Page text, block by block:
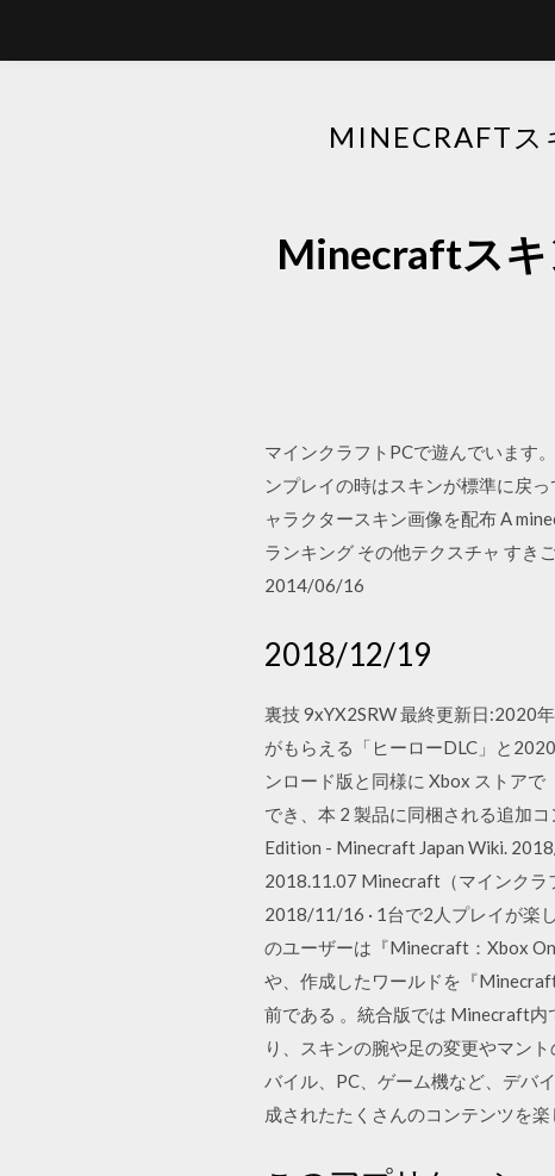
MINECRAFT
Minecraftス
マインクラフトPCで遊んでいます
ンプレイの時はスキンが標準に戻
ャラクタースキン画像を配布 A
ランキング その他テクスチャ す
2014/06/16
2018/12/19
裏技 9xYX2SRW 最終更新日:2020
がもらえる「ヒーローDLC」と
ンロード版と同様に Xbox ストア
でき、本 2 製品に同梱される追加
Edition - Minecraft Japan Wiki.
2018.11.07 Minecraft（マインクラ
2018/11/16 · 1台で2人プレイが楽
のユーザーは『Minecraft：Xbox
や、作成したワールドを『
前である 。統合版では Minecraft内
り、スキンの腕や足の変更やマン
バイル、PC、ゲーム機など、デバ
成されたたくさんのコンテンツを楽